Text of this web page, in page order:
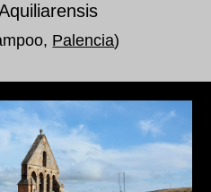
Palencia)